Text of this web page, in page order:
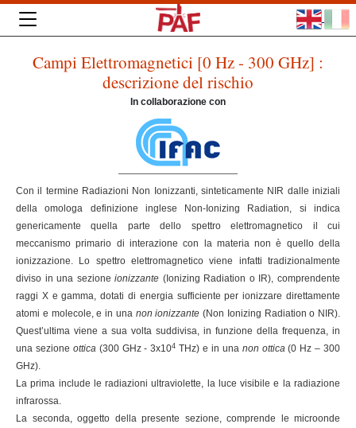
Campi Elettromagnetici [0 Hz - 300 GHz] :
descrizione del rischio
In collaborazione con
Con il termine Radiazioni Non Ionizzanti, sinteticamente NIR dalle iniziali
della omologa definizione inglese Non-Ionizing Radiation, si indica
genericamente quella parte dello spettro elettromagnetico il cui
meccanismo primario di interazione con la materia non è quello della
ionizzazione. Lo spettro elettromagnetico viene infatti tradizionalmente
diviso in una sezioneionizzante (Ionizing Radiation o IR), comprendente
raggi X e gamma, dotati di energia sufficiente per ionizzare direttamente
atomi e molecole, e in una non ionizzante (Non Ionizing Radiation o NIR).
Quest’ultima viene a sua volta suddivisa, in funzione della frequenza, in
una sezione ottica (300 GHz - 3x104 THz) e in una non ottica(0 Hz – 300
GHz).
La prima include le radiazioni ultraviolette, la luce visibile e la radiazione
infrarossa.
La seconda, oggetto della presente sezione, comprende le microonde